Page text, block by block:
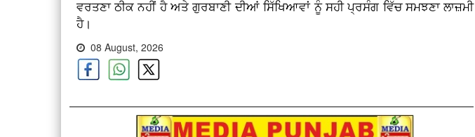
ਵਰਤਣਾ ਠੀਕ ਨਹੀਂ ਹੈ ਅਤੇ ਗੁਰਬਾਣੀ ਦੀਆਂ ਸਿੱਖਿਆਵਾਂ ਨੂੰ ਸਹੀ ਪ੍ਰਸੰਗ ਵਿੱਚ ਸਮਝਣਾ ਲਾਜ਼ਮੀ
ਹੈ।
08 August, 2026